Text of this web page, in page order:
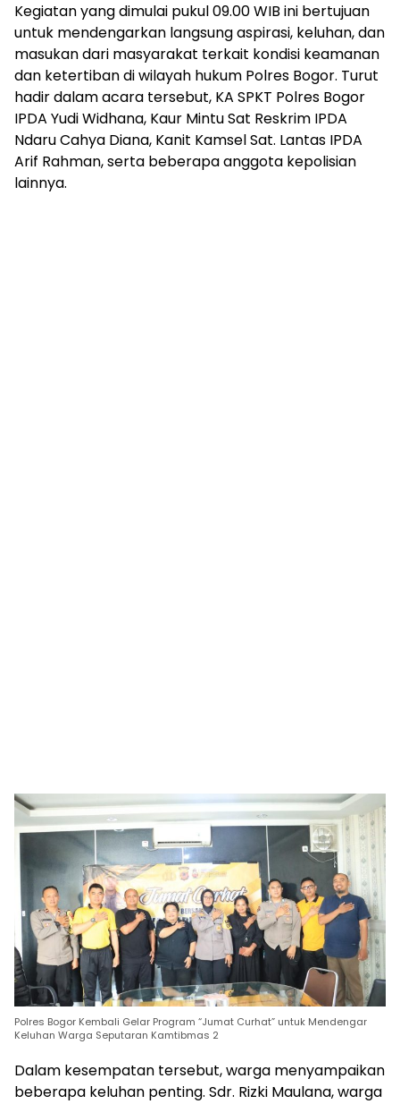
Kegiatan yang dimulai pukul 09.00 WIB ini bertujuan
untuk mendengarkan langsung aspirasi, keluhan, dan
masukan dari masyarakat terkait kondisi keamanan
dan ketertiban di wilayah hukum Polres Bogor. Turut
hadir dalam acara tersebut, KA SPKT Polres Bogor
IPDA Yudi Widhana, Kaur Mintu Sat Reskrim IPDA
Ndaru Cahya Diana, Kanit Kamsel Sat. Lantas IPDA
Arif Rahman, serta beberapa anggota kepolisian
lainnya.
Polres Bogor Kembali Gelar Program “Jumat Curhat” untuk Mendengar
Keluhan Warga Seputaran Kamtibmas 2
Dalam kesempatan tersebut, warga menyampaikan
beberapa keluhan penting. Sdr. Rizki Maulana, warga